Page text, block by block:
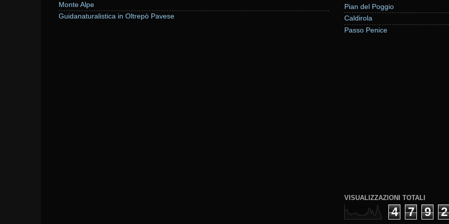
Monte Alpe
Guidanaturalistica in Oltrepò Pavese
Pian del Poggio
Caldirola
Passo Penice
VISUALIZZAZIONI TOTALI
4 7 9 2